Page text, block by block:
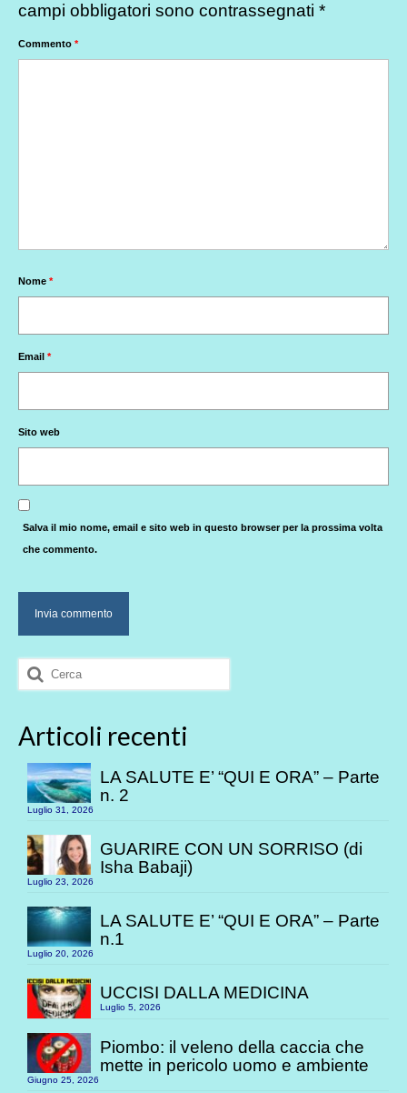
campi obbligatori sono contrassegnati *
Commento *
Nome *
Email *
Sito web
Salva il mio nome, email e sito web in questo browser per la prossima volta
che commento.
Cerca:
Articoli recenti
LA SALUTE E’ “QUI E ORA” – Parte
n. 2
Luglio 31, 2026
GUARIRE CON UN SORRISO (di
Isha Babaji)
Luglio 23, 2026
LA SALUTE E’ “QUI E ORA” – Parte
n.1
Luglio 20, 2026
UCCISI DALLA MEDICINA
Luglio 5, 2026
Piombo: il veleno della caccia che
mette in pericolo uomo e ambiente
Giugno 25, 2026